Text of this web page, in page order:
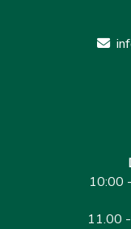
10:00
11.00